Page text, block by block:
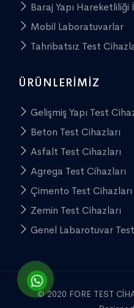
Baraj Yapı
Mobil Laboratuvarlar
Tahribatsız Test
ÜRÜNLERIMIZ
Gelişmiş Yapı Test
Beton Test Cihazları
Asfalt Test Cihazları
Agrega Test Cihazları
Çimento Test Cihazları
Zemin Test Cihazları
Genel Labarotuvar
© 2020 FORE TEST